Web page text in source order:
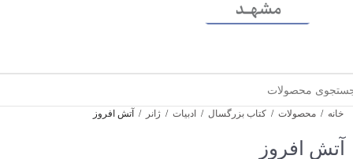
خانه / محصولات / کتاب بزرگسال / ادبیات / ژانر / آتش افروز
آتش افروز